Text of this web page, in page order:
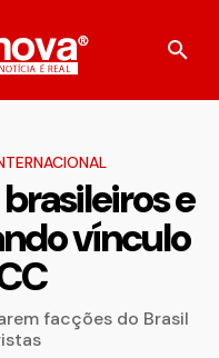
e
vínculo
facções do Brasil